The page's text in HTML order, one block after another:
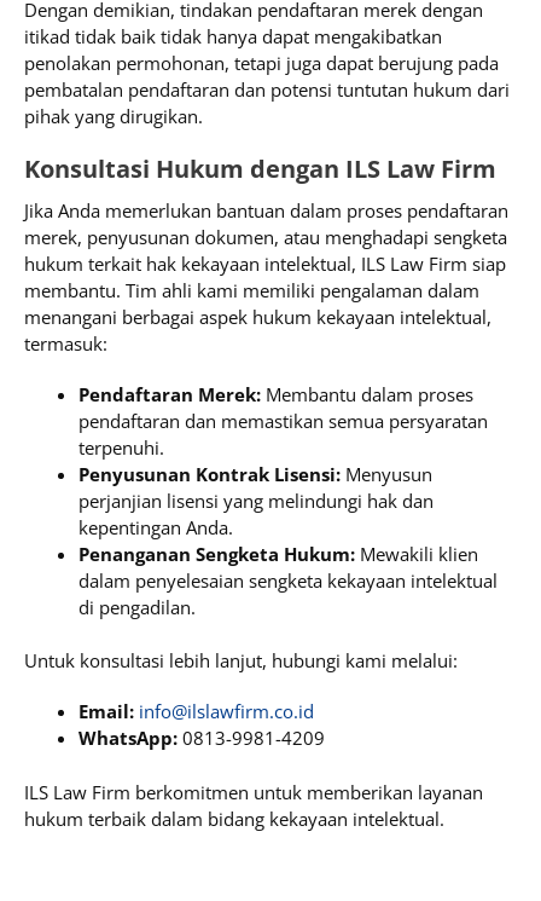
Dengan demikian, tindakan pendaftaran merek dengan
itikad tidak baik tidak hanya dapat mengakibatkan
penolakan permohonan, tetapi juga dapat berujung pada
pembatalan pendaftaran dan potensi tuntutan hukum dari
pihak yang dirugikan.
Konsultasi Hukum dengan ILS Law Firm
Jika Anda memerlukan bantuan dalam proses pendaftaran
merek, penyusunan dokumen, atau menghadapi sengketa
hukum terkait hak kekayaan intelektual, ILS Law Firm siap
membantu. Tim ahli kami memiliki pengalaman dalam
menangani berbagai aspek hukum kekayaan intelektual,
termasuk:
Pendaftaran Merek: Membantu dalam proses
pendaftaran dan memastikan semua persyaratan
terpenuhi.
Penyusunan Kontrak Lisensi: Menyusun
perjanjian lisensi yang melindungi hak dan
kepentingan Anda.
Penanganan Sengketa Hukum: Mewakili klien
dalam penyelesaian sengketa kekayaan intelektual
di pengadilan.
Untuk konsultasi lebih lanjut, hubungi kami melalui:
Email: info@ilslawfirm.co.id
WhatsApp: 0813-9981-4209
ILS Law Firm berkomitmen untuk memberikan layanan
hukum terbaik dalam bidang kekayaan intelektual.